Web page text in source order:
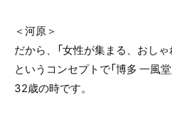
＜河原＞
だから、「女性が集まる、おし
というコンセプトで「博多 一風
32歳の時です。